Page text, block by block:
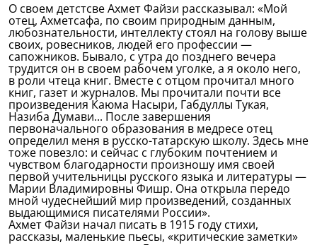
О своем детстсве Ахмет Файзи рассказывал: «Мой
отец, Ахметсафа, по своим природным данным,
любознательности, интеллекту стоял на голову выше
своих, ровесников, людей его профессии —
сапожников. Бывало, с утра до позднего вечера
трудится он в своем рабочем уголке, а я около него,
в роли чтеца книг. Вместе с отцом прочитал много
книг, газет и журналов. Мы прочитали почти все
произведения Каюма Насыри, Габдуллы Тукая,
Назиба Думави... После завершения
первоначального образования в медресе отец
определил меня в русско-татарскую школу. Здесь мне
тоже повезло: и сейчас с глубоким почтением и
чувством благодарности произношу имя своей
первой учительницы русского языка и литературы —
Марии Владимировны Фишр. Она открыла передо
мной чудеснейший мир произведений, созданных
выдающимися писателями России».
Ахмет Файзи начал писать в 1915 году стихи,
рассказы, маленькие пьесы, «критические заметки»